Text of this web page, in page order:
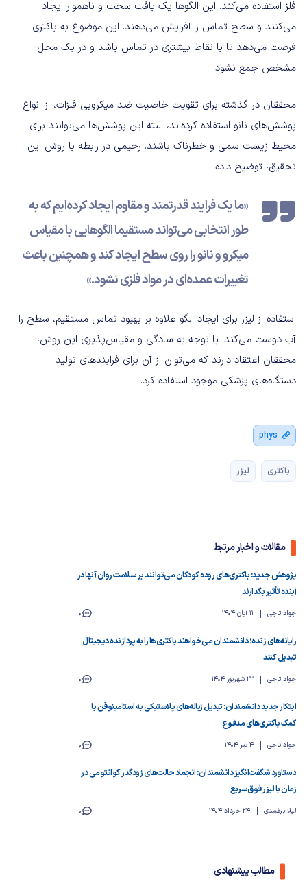
فلز استفاده می‌کند. این الگوها یک بافت سخت و ناهموار ایجاد
می‌کنند و سطح تماس را افزایش می‌دهند. این موضوع به باکتری
فرصت می‌دهد تا با نقاط بیشتری در تماس باشد و در یک محل
مشخص جمع نشود.
محققان در گذشته برای تقویت خاصیت ضد میکروبی فلزات، از انواع
پوشش‌های نانو استفاده کرده‌اند، البته این پوشش‌ها می‌توانند برای
محیط زیست سمی و خطرناک باشند. رحیمی در رابطه با روش این
تحقیق، توضیح داده:
«ما یک فرایند قدرتمند و مقاوم ایجاد کرده‌ایم که به
طور انتخابی می‌تواند مستقیما الگوهایی با مقیاس
میکرو و نانو را روی سطح ایجاد کند و همچنین باعث
تغییرات عمده‌ای در مواد فلزی نشود.»
استفاده از لیزر برای ایجاد الگو علاوه بر بهبود تماس مستقیم، سطح را
آب دوست می‌کند. با توجه به سادگی و مقیاس‌پذیری این روش،
محققان اعتقاد دارند که می‌توان از آن برای فرایندهای تولید
دستگاه‌های پزشکی موجود استفاده کرد.
phys
باکتری لیزر
مقالات و اخبار مرتبط
پژوهش جدید: باکتری‌های روده کودکان می‌توانند بر سلامت روان آنها در
آینده تأثیر بگذارند
جواد تاجی 11 آبان 1404 0
رایانه‌های زنده؛ دانشمندان می‌خواهند باکتری‌ها را به پردازنده دیجیتال
تبدیل کنند
جواد تاجی 22 شهریور 1404 0
ابتکار جدید دانشمندان: تبدیل زباله‌های پلاستیکی به استامینوفن با
کمک باکتری‌های مدفوع
جواد تاجی 4 تیر 1404 0
دستاورد شگفت‌انگیز دانشمندان: انجماد حالت‌های زودگذر کوانتومی در
زمان با لیزر فوق‌سریع
لیلا برغمدی 24 خرداد 1404 0
مطالب پیشنهادی